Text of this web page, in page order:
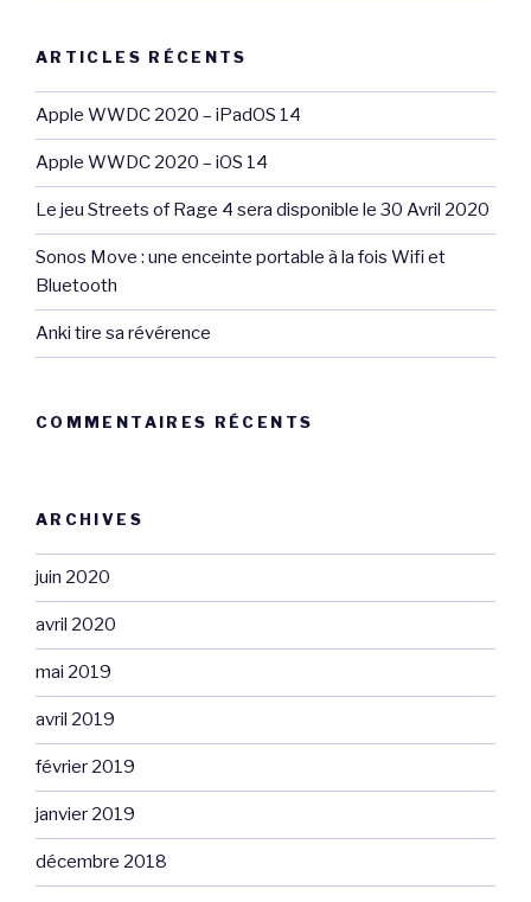
ARTICLES RÉCENTS
Apple WWDC 2020 – iPadOS 14
Apple WWDC 2020 – iOS 14
Le jeu Streets of Rage 4 sera disponible le 30 Avril 2020
Sonos Move : une enceinte portable à la fois Wifi et
Bluetooth
Anki tire sa révérence
COMMENTAIRES RÉCENTS
ARCHIVES
juin 2020
avril 2020
mai 2019
avril 2019
février 2019
janvier 2019
décembre 2018